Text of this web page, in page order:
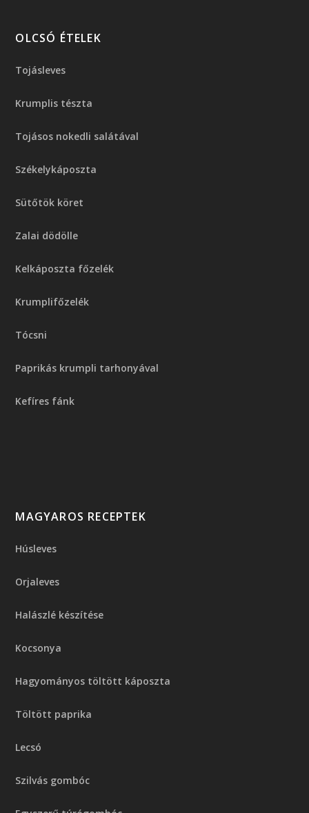
OLCSÓ ÉTELEK
Tojásleves
Krumplis tészta
Tojásos nokedli salátával
Székelykáposzta
Sütőtök köret
Zalai dödölle
Kelkáposzta főzelék
Krumplifőzelék
Tócsni
Paprikás krumpli tarhonyával
Kefíres fánk
MAGYAROS RECEPTEK
Húsleves
Orjaleves
Halászlé készítése
Kocsonya
Hagyományos töltött káposzta
Töltött paprika
Lecsó
Szilvás gombóc